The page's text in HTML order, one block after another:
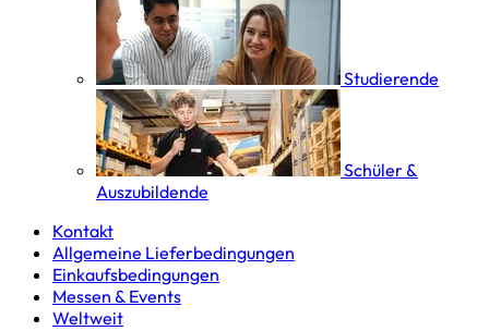
Studierende
Schüler &
Auszubildende
Kontakt
Allgemeine Lieferbedingungen
Einkaufsbedingungen
Messen & Events
Weltweit